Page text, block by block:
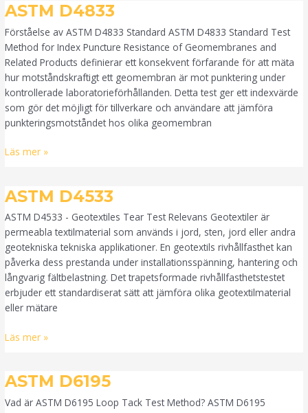
ASTM D4833
Förståelse av ASTM D4833 Standard ASTM D4833 Standard Test
Method for Index Puncture Resistance of Geomembranes and
Related Products definierar ett konsekvent förfarande för att mäta
hur motståndskraftigt ett geomembran är mot punktering under
kontrollerade laboratorieförhållanden. Detta test ger ett indexvärde
som gör det möjligt för tillverkare och användare att jämföra
punkteringsmotståndet hos olika geomembran
ASTM
Läs mer »
ASTM D4533
ASTM D4533 - Geotextiles Tear Test Relevans Geotextiler är
permeabla textilmaterial som används i jord, sten, jord eller andra
geotekniska tekniska applikationer. En geotextils rivhållfasthet kan
påverka dess prestanda under installationsspänning, hantering och
långvarig fältbelastning. Det trapetsformade rivhållfasthetstestet
erbjuder ett standardiserat sätt att jämföra olika geotextilmaterial
eller mätare
ASTM
Läs mer »
ASTM D6195
Vad är ASTM D6195 Loop Tack Test Method? ASTM D6195
ASTM